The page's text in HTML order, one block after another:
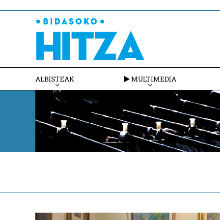
ALBISTEAK MULTIMEDIA